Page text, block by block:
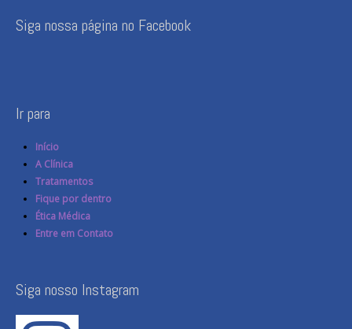
Siga nossa página no Facebook
Ir para
Início
A Clínica
Tratamentos
Fique por dentro
Ética Médica
Entre em Contato
Siga nosso Instagram